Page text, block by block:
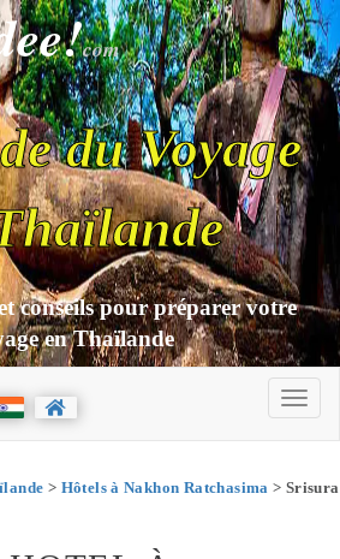
com
du Voyage
conseils pour préparer votre
en Thaïlande
> Hôtels à Nakhon Ratchasima > Srisura